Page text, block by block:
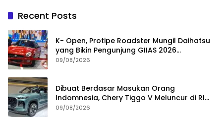
Recent Posts
K- Open, Protipe Roadster Mungil Daihatsu
yang Bikin Pengunjung GIIAS 2026
Penasaran
09/08/2026
Dibuat Berdasar Masukan Orang
Indomnesia, Chery Tiggo V Meluncur di RI
Kuartal IV Tahun Ini
09/08/2026